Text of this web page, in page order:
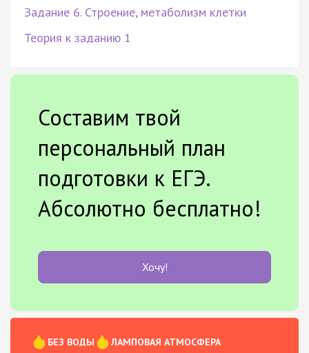
Задание 6. Строение, метаболизм клетки
Теория к заданию 1
Составим твой
персональный план
подготовки к ЕГЭ.
Абсолютно бесплатно!
Хочу!
БЕЗ ВОДЫ
ЛАМПОВАЯ АТМОСФЕРА